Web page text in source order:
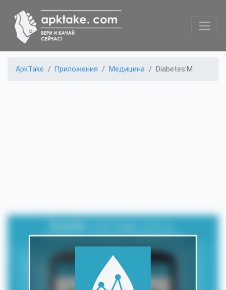
ApkTake Приложения Медицина Diabetes:M